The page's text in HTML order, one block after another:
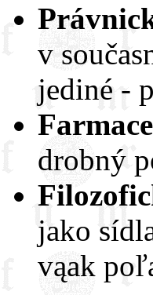
v
jediné -
drobný
jako
vąak